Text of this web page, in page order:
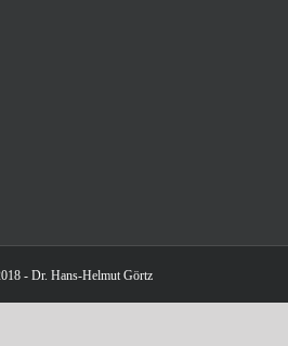
- Dr. Hans-Helmut Görtz